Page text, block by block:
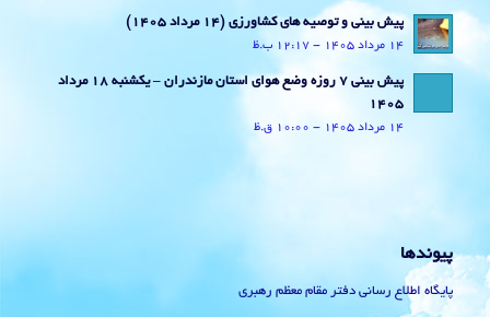
پیش بینی و توصیه های کشاورزی (14 مرداد ۱۴۰۵)
14 مرداد 1405 - 12:17 ب.ظ
پیش بینی 7 روزه وضع هوای استان مازندران – یکشنبه 18 مرداد
1405
14 مرداد 1405 - 10:00 ق.ظ
پیوندها
پایگاه اطلاع رسانی دفتر مقام معظم رهبری